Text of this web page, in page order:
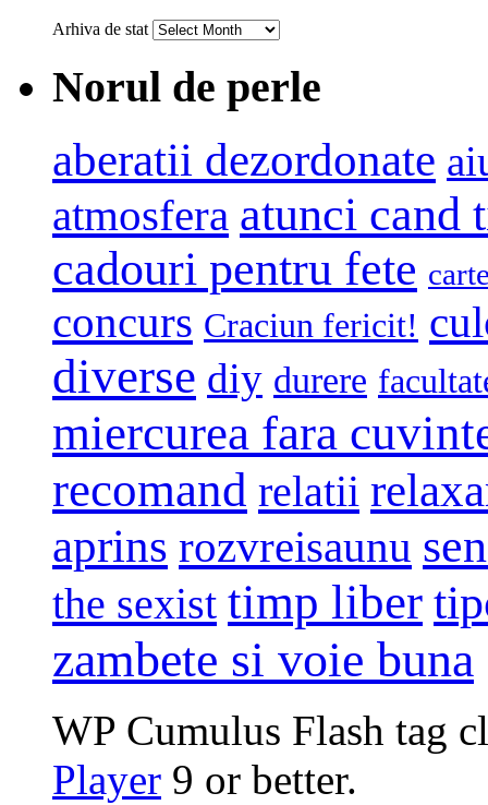
Arhiva de stat
Norul de perle
aberatii dezordonate
atmosfera atunci cand
cadouri pentru fete
concurs Craciun fericit!
diverse diy durere
miercurea fara
recomand relatii
aprins rozvreisaunu
the sexist timp liber
zambete si voie buna
WP Cumulus Flash tag
Player 9 or better.